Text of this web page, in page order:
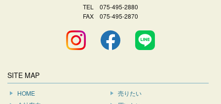
TEL 075-495-2880
FAX 075-495-2870
SITE MAP
HOME
売りたい